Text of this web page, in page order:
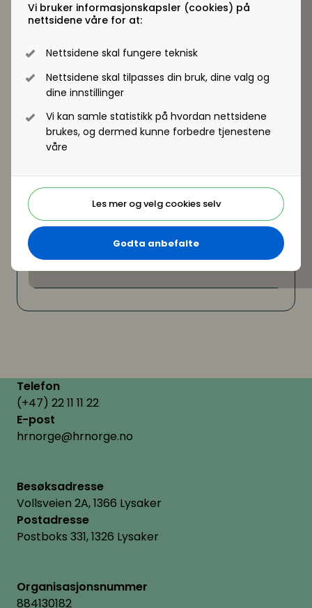
Vi bruker informasjonskapsler (cookies) på
nettsidene våre for at:
Nettsidene skal fungere teknisk
Nettsidene skal tilpasses din bruk, dine valg og
dine innstillinger
Vi kan samle statistikk på hvordan nettsidene
brukes, og dermed kunne forbedre tjenestene
våre
Les mer og velg cookies selv
Godta anbefalte
Lill Egeland , leder arbeidsrettsteam ogMalin
Tønseth, leder Compliance & Risk-team, begge
Vogt Wiig AS
Telefon
(+47) 22 11 11 22
E-post
hrnorge@hrnorge.no
Besøksadresse
Vollsveien 2A, 1366 Lysaker
Postadresse
Postboks 331, 1326 Lysaker
Organisasjonsnummer
884130182